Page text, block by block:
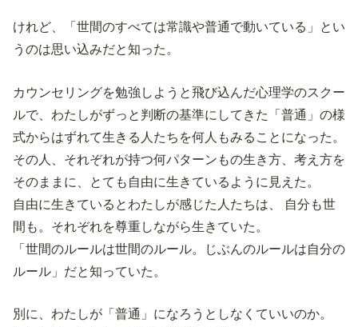
けれど、「世間のすべては常識や普通で動いている」とい
うのは思い込みだと知った。
カウンセリングを勉強しようと飛び込んだ心理学のスクー
ルで、わたしがずっと判断の基準にしてきた「普通」の様
式からはずれて生きる人たちを何人もみることになった。
その人、それぞれが持つ何パターンもの生き方、考え方を
そのままに、とても自由に生きているように見えた。
自由に生きているとわたしが感じた人たちは、 自分も世
間も。それぞれを尊重しながら生きていた。
「世間のルールは世間のルール。じぶんのルールは自分の
ルール」だと知っていた。
別に、わたしが「普通」になろうとしなくていいのか。